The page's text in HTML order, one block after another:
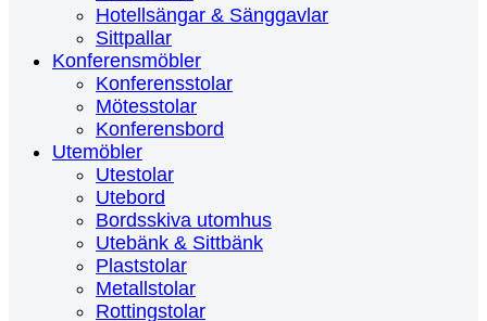
Hotellsängar & Sänggavlar
Sittpallar
Konferensmöbler
Konferensstolar
Mötesstolar
Konferensbord
Utemöbler
Utestolar
Utebord
Bordsskiva utomhus
Utebänk & Sittbänk
Plaststolar
Metallstolar
Rottingstolar